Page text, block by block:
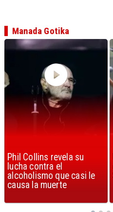
U2 lanza nuevo sencillo
con estribillo en español:
Streets of Dreams
Manada Gotika